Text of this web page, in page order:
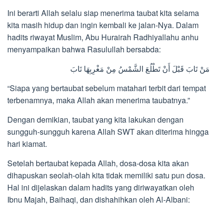
Ini berarti Allah selalu siap menerima taubat kita selama
kita masih hidup dan ingin kembali ke jalan-Nya. Dalam
hadits riwayat Muslim, Abu Hurairah Radhiyallahu anhu
menyampaikan bahwa Rasulullah bersabda:
مَنْ تَابَ قَبْلَ أَنْ تَطْلُعَ الشَّمْسُ مِنْ مَغْرِبِهَا تَابَ
“Siapa yang bertaubat sebelum matahari terbit dari tempat
terbenamnya, maka Allah akan menerima taubatnya.”
Dengan demikian, taubat yang kita lakukan dengan
sungguh-sungguh karena Allah SWT akan diterima hingga
hari kiamat.
Setelah bertaubat kepada Allah, dosa-dosa kita akan
dihapuskan seolah-olah kita tidak memiliki satu pun dosa.
Hal ini dijelaskan dalam hadits yang diriwayatkan oleh
Ibnu Majah, Baihaqi, dan dishahihkan oleh Al-Albani: